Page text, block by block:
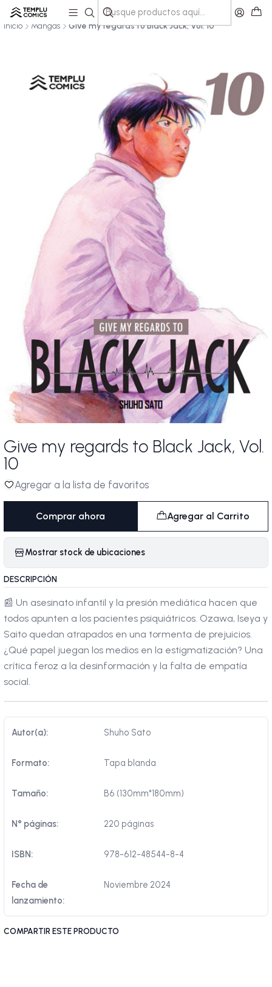
PAGOS SEGUROS Leer más
Inicio Mangas Give my regards to Black Jack, Vol. 10
Give my regards to Black Jack, Vol.
10
Agregar a la lista de favoritos
Agregar al Carrito
Comprar ahora
Mostrar stock de ubicaciones
DESCRIPCIÓN
📰 Un asesinato infantil y la presión mediática hacen que
todos apunten a los pacientes psiquiátricos. Ozawa, Iseya y
Saito quedan atrapados en una tormenta de prejuicios.
¿Qué papel juegan los medios en la estigmatización? Una
crítica feroz a la desinformación y la falta de empatía
social.
Autor(a): Shuho Sato
Formato: Tapa blanda
Tamaño: B6 (130mm*180mm)
N° páginas: 220 páginas
ISBN: 978-612-48544-8-4
Fecha de
lanzamiento:
Noviembre 2024
COMPARTIR ESTE PRODUCTO